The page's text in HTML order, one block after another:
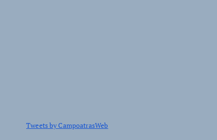
Tweets by CampoatrasWeb